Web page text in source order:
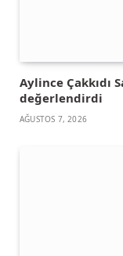
Aylince Çakkıdı
değerlendirdi
AĞUSTOS 7, 2026